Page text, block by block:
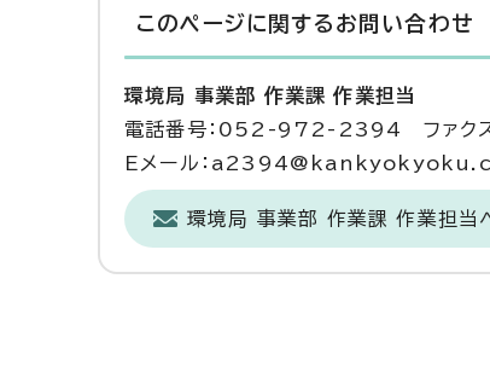
このページに関する お問い合わせ
環境局 事業部 作業課 作業担当
電話番号：052-972-2394 ファク
Eメール：
環境局 事業部 作業課 作業担当